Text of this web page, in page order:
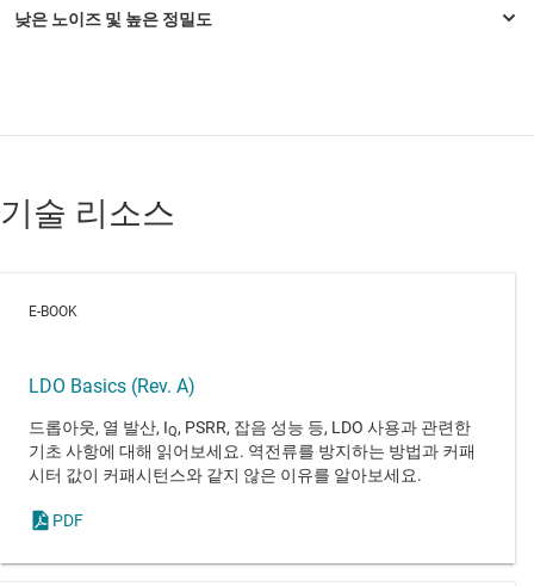
기술 리소스
E-BOOK
LDO Basics (Rev. A)
드롭아웃, 열 발산, IQ, PSRR, 잡음 성능 등, LDO 사용과 관련한
기초 사항에 대해 읽어보세요. 역전류를 방지하는 방법과 커패
시터 값이 커패시턴스와 같지 않은 이유를 알아보세요.
PDF